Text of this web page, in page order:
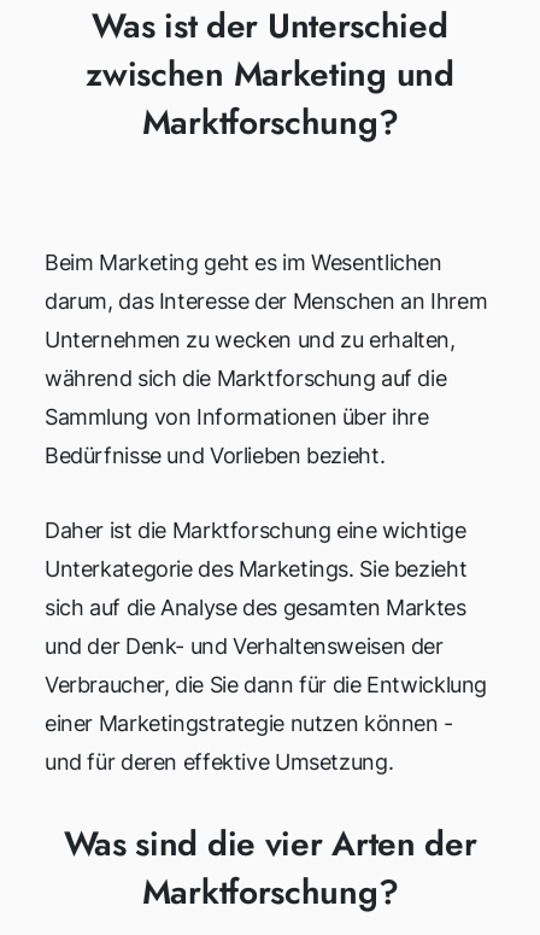
Was ist der Unterschied
zwischen Marketing und
Marktforschung?
Beim Marketing geht es im Wesentlichen
darum, das Interesse der Menschen an Ihrem
Unternehmen zu wecken und zu erhalten,
während sich die Marktforschung auf die
Sammlung von Informationen über ihre
Bedürfnisse und Vorlieben bezieht.
Daher ist die Marktforschung eine wichtige
Unterkategorie des Marketings. Sie bezieht
sich auf die Analyse des gesamten Marktes
und der Denk- und Verhaltensweisen der
Verbraucher, die Sie dann für die Entwicklung
einer Marketingstrategie nutzen können -
und für deren effektive Umsetzung.
Was sind die vier Arten der
Marktforschung?